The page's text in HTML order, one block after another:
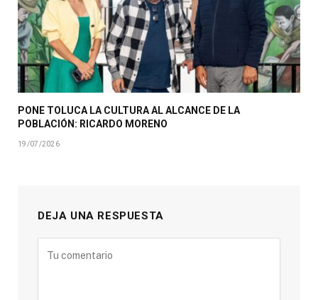
PONE TOLUCA LA CULTURA AL ALCANCE DE LA
POBLACIÓN: RICARDO MORENO
19/07/2026
DEJA UNA RESPUESTA